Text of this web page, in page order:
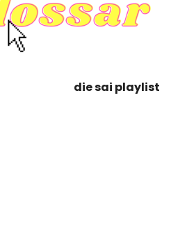
die sai playlist